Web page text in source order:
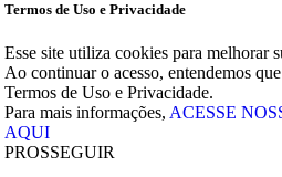
Termos de Uso e Privacidade
Esse site utiliza cookies para melhorar
Ao continuar o acesso, entendemos
Termos de Uso e Privacidade.
Para mais informações, ACESSE
AQUI
PROSSEGUIR